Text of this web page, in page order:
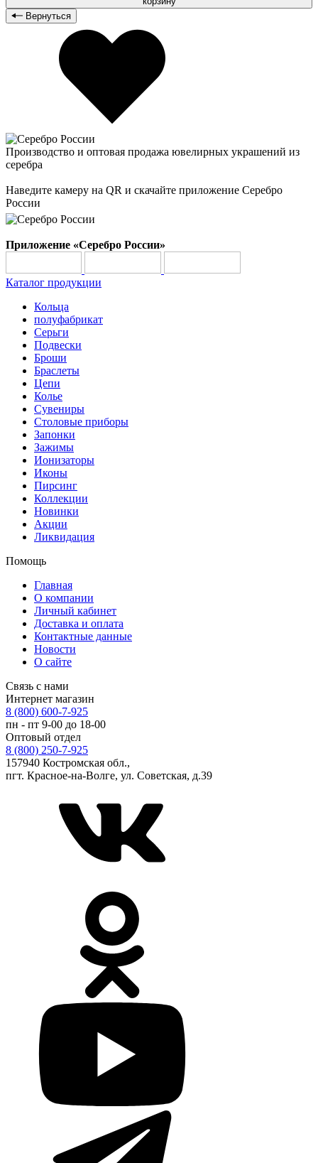
Вернуться
Производство и оптовая продажа ювелирных украшений из
серебра
Наведите камеру на QR и скачайте приложение Серебро
России
Приложение «Серебро России»
Каталог продукции
Кольца
полуфабрикат
Серьги
Подвески
Броши
Браслеты
Цепи
Колье
Сувениры
Столовые приборы
Запонки
Зажимы
Ионизаторы
Иконы
Пирсинг
Коллекции
Новинки
Акции
Ликвидация
Помощь
Главная
О компании
Личный кабинет
Доставка и оплата
Контактные данные
Новости
О сайте
Связь с нами
Интернет магазин
8 (800) 600-7-925
пн - пт 9-00 до 18-00
Оптовый отдел
8 (800) 250-7-925
157940 Костромская обл.,
пгт. Красное-на-Волге, ул. Советская, д.39